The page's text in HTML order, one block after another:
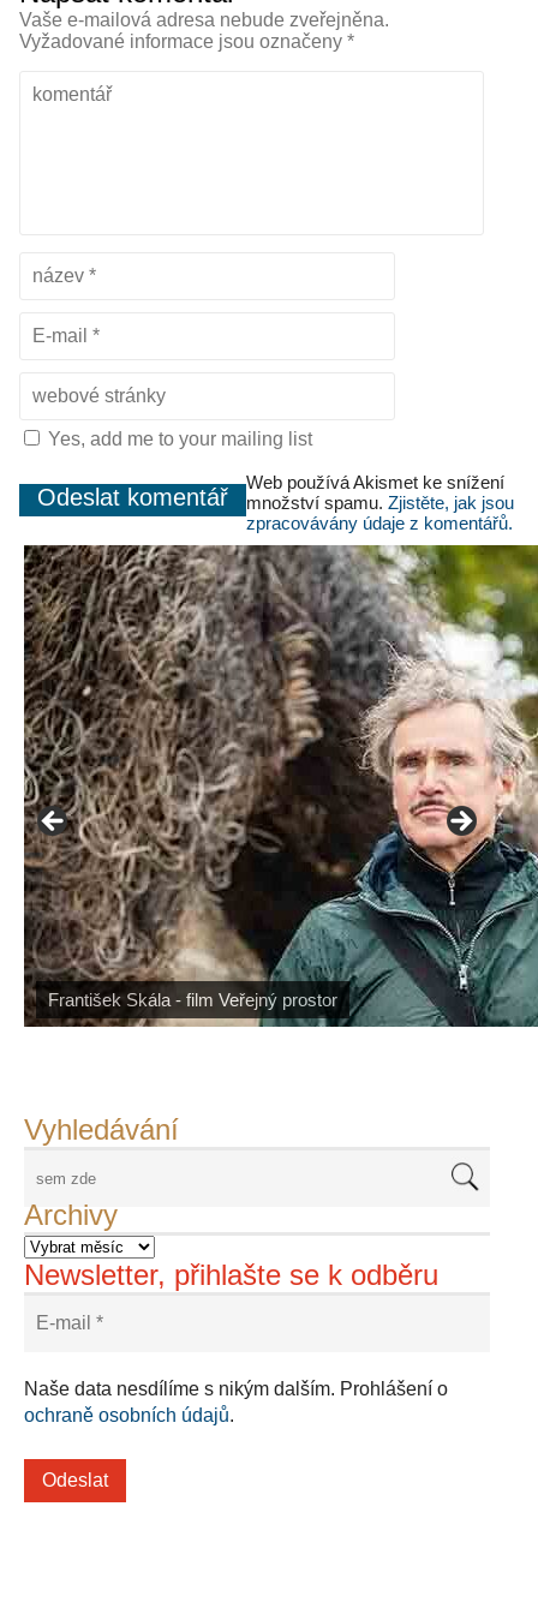
Vaše e-mailová adresa nebude zveřejněna.
Vyžadované informace jsou označeny *
Yes, add me to your mailing list
Web používá Akismet ke snížení
množství spamu. Zjistěte, jak jsou
zpracovávány údaje z komentářů.
František Skála - film Veřejný prostor
Vyhledávání
Archivy
Newsletter, přihlašte se k odběru
Naše data nesdílíme s nikým dalším. Prohlášení o
ochraně osobních údajů.